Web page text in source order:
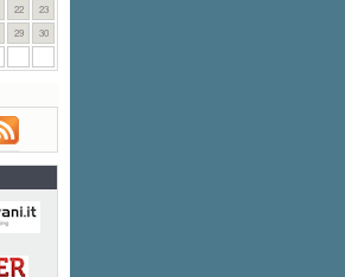
22
23
29
30